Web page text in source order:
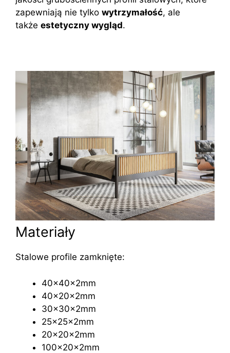
zapewniają nie tylko wytrzymałość, ale
także estetyczny wygląd.
Materiały
Stalowe profile zamknięte:
40x40x2mm
40x20x2mm
30x30x2mm
25x25x2mm
20x20x2mm
100x20x2mm